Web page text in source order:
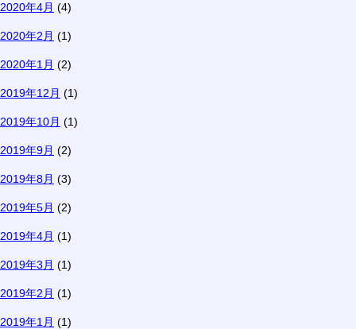
2020年4月 (4)
2020年2月 (1)
2020年1月 (2)
2019年12月 (1)
2019年10月 (1)
2019年9月 (2)
2019年8月 (3)
2019年5月 (2)
2019年4月 (1)
2019年3月 (1)
2019年2月 (1)
2019年1月 (1)